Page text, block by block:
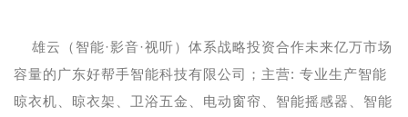
雄云（智能·影音·视听）体系战略投资合作未来亿万市场
容量的广东好帮手智能科技有限公司；主营: 专业生产智能
晾衣机、晾衣架、卫浴五金、电动窗帘、智能摇感器、智能